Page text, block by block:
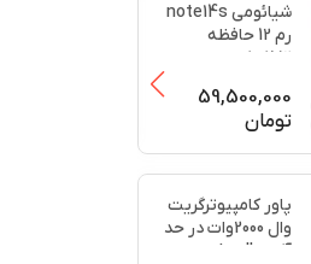
شیائومی note14s
رم 12 حافظه
512کارکرد در حد
59,500,000
تومان
پاور کامپیوترگریت
وال 2000وات در حد
آکبندgreatwall